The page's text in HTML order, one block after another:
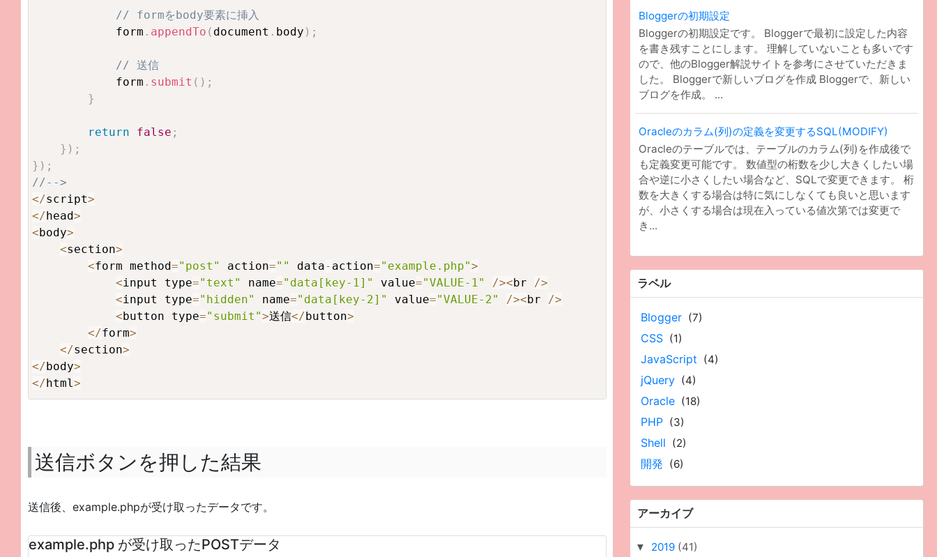
// formをbody要素に挿入
            form
. appendTo ( document . body ) ;
// 送信
            form
. submit ( ) ;
}
return false ;
} ) ;
} ) ;
//-->
</script>
</head>
<body>
<section>
<form method="post" action="" data- action="example.php">
<input type="text" name="data[key-1]" value="VALUE-1" /><br />
<input type="hidden" name="data[key-2]" value="VALUE-2" /><br />
<button type="submit">送信</button>
</form>
</section>
</body>
</html>
送信ボタンを押した結果
送信後、example.phpが受け取ったデータです。
example.php が受け取ったPOSTデータ
Bloggerの初期設定
Bloggerの初期設定です。 Bloggerで最初に設定した内容
を書き残すことにします。 理解していないことも多いです
ので、他のBlogger解説サイトを参考にさせていただきま
した。 Bloggerで新しいブログを作成 Bloggerで、新しい
ブログを作成。 ...
Oracleのカラム(列)の定義を変更するSQL(MODIFY)
Oracleのテーブルでは、テーブルのカラム(列)を作成後で
も定義変更可能です。 数値型の桁数を少し大きくしたい場
合や逆に小さくしたい場合など、SQLで変更できます。 桁
数を大きくする場合は特に気にしなくても良いと思います
が、小さくする場合は現在入っている値次第では変更で
き...
ラベル
Blogger (7)
CSS (1)
JavaScript (4)
jQuery (4)
Oracle (18)
PHP (3)
Shell (2)
開発 (6)
アーカイブ
▼ 2019 (41)